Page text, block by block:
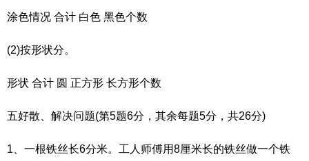
涂色情况 合计 白色 黑色个数
(2)按形状分。
形状 合计 圆 正方形 长方形个数
五好散、解决问题(第5题6分，其余每题5分，共26分)
1、一根铁丝长6分米。工人师傅用8厘米长的铁丝做一个铁